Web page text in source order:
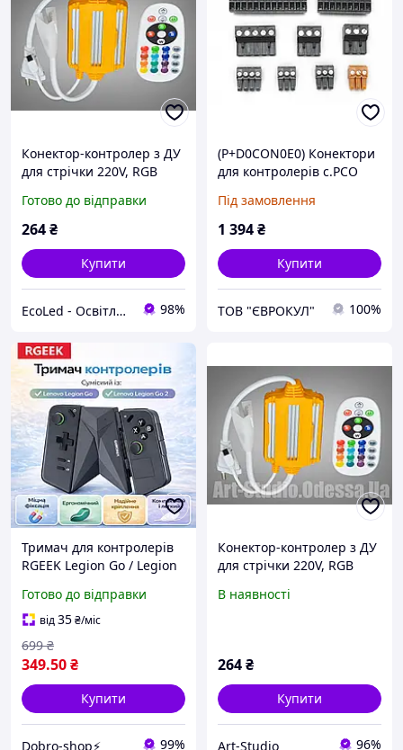
Конектор-контролер з ДУ
для стрічки 220V, RGB
Готово до відправки
264₴
Купити
EcoLed - Освітлення, яке створює затишок та стиль 98%
(P+D0CON0E0) Конектори
для контролерів c.PCO
Під замовлення
1 394₴
Купити
ТОВ "ЄВРОКУЛ" 100%
Тримач для контролерів
RGEEK Legion Go / Legion
рукояток ергономічний
з'єднувач
Готово до відправки
від35₴/міс
349.50₴
699 ₴
Купити
Dobro-shop⚡ 99%
Конектор-контролер з ДУ
для стрічки 220V, RGB
В наявності
264₴
Купити
Art-Studio 96%